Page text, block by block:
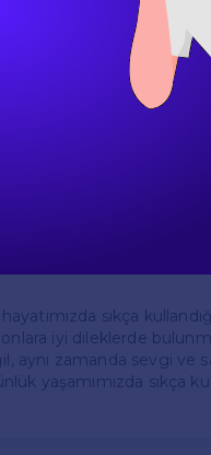
sınırlı değildir. Bu
şeklidir. Özellikle
demek, onların ruh
da oldukça önemlidir.
bir veda şekli tercih
sıkça
iyi dileklerde
zamanda sevgi ve
yaşamımızda sıkça